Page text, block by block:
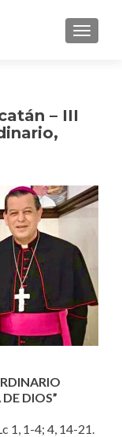
MENU
– III
DIOS”
1, 1-4; 4, 14-21.